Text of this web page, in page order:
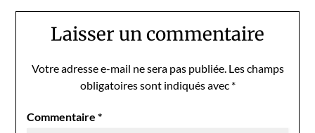
Laisser un commentaire
Votre adresse e-mail ne sera pas publiée. Les champs
obligatoires sont indiqués avec *
Commentaire*